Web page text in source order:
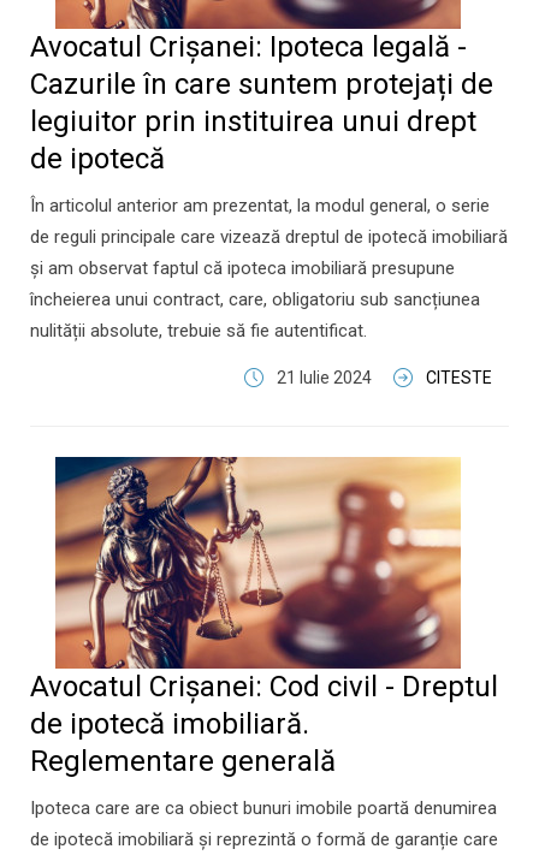
Avocatul Crișanei: Ipoteca legală -
Cazurile în care suntem protejați de
legiuitor prin instituirea unui drept
de ipotecă
În articolul anterior am prezentat, la modul general, o serie
de reguli principale care vizează dreptul de ipotecă imobiliară
și am observat faptul că ipoteca imobiliară presupune
încheierea unui contract, care, obligatoriu sub sancțiunea
nulității absolute, trebuie să fie autentificat.
21 Iulie 2024 CITESTE
Avocatul Crișanei: Cod civil - Dreptul
de ipotecă imobiliară.
Reglementare generală
Ipoteca care are ca obiect bunuri imobile poartă denumirea
de ipotecă imobiliară și reprezintă o formă de garanție care